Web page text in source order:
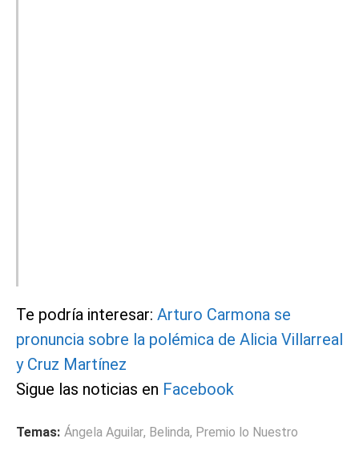
Te podría interesar: Arturo Carmona se
pronuncia sobre la polémica de Alicia Villarreal
y Cruz Martínez
Sigue las noticias en Facebook
Temas: Ángela Aguilar, Belinda, Premio lo Nuestro